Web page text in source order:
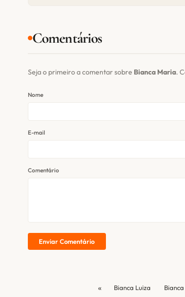
Comentários
Seja o primeiro a comentar sobre Bianca Maria.
Nome
E-mail
Comentário
Enviar Comentário
« Bianca Luiza